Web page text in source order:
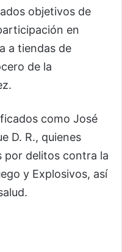
objetivos de
en
a tiendas de
de la
como José
D. R., quienes
por delitos contra la
y Explosivos, así